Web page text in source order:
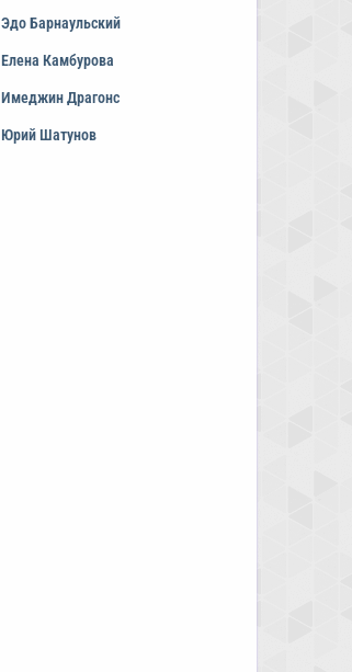
Эдо Барнаульский
Елена Камбурова
Имеджин Драгонс
Юрий Шатунов